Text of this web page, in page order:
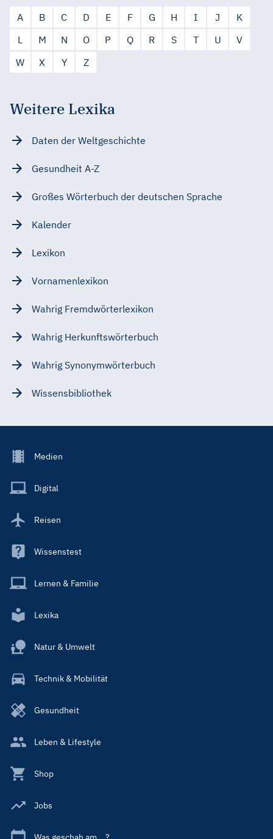
A B C D E F G H I J
K
L
M N O P Q R S T U
V
W
X Y Z
Weitere Lexika
Daten der Weltgeschichte
Gesundheit A-Z
Großes Wörterbuch der deutschen Sprache
Kalender
Lexikon
Vornamenlexikon
Wahrig Fremdwörterlexikon
Wahrig Herkunftswörterbuch
Wahrig Synonymwörterbuch
Wissensbibliothek
Footer
Main
Medien
Digital
Reisen
Wissenstest
Lernen & Familie
Lexika
Natur & Umwelt
Technik & Mobilität
Gesundheit
Leben & Lifestyle
Shop
Jobs